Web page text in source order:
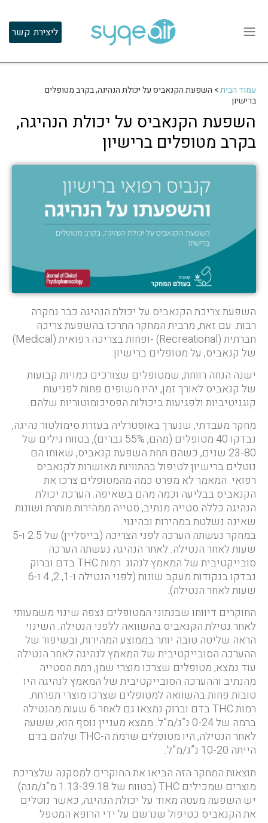
ליצירת קשר
עמוד הבית> השפעת הקנאביס על יכולת הנהיגה, בקרב מטופלים
ברישיון
השפעת הקנאביס על יכולת הנהיגה,
בקרב מטופלים ברישיון
השפעת צריכת הקנאביס על יכולת הנהיגה כבר נחקרה
רבות. עם זאת, מרבית המחקר התרכז בהשפעת צריכה
חברתית (Recreational) -ופחות בצריכה רפואית (Medical)
של קנאביס, על מטופלים ברישיון.
ישנה הנחה רווחת, שמטופלים שצורכים כמויות קבועות
של קנאביס לאורך זמן, יהיו חשופים פחות לפגיעות
קוגניטיביות ולפגיעות ביכולות הפסיכומוטוריות שלהם.
מחקר מעבדתי, שנערך באוסטרליה בעזרת סימולטור נהיגה,
נבדקו 40 מטופלים (מהם, 55% גברים), בטווח גילים של
23-80 שנים, כשהם תחת השפעת קנאביס, שאותו הם
נוטלים ברישיון לטיפול בהתוויות מאושרות לקנאביס
רפואי. המאמר לא מפרט כמה מהמטופלים צרכו את
הקנאביס בבליעה וכמה מהם בשאיפה. הערכת יכולת
הנהיגה כללה סטייה מנתיב, סטייה ממהירות מותרת ושונות
שאינה נשלטת במהירות ובהיגוי.
במחקר נעשתה הערכה לפני הצריכה (בייסליין) של 2.5 ו-5
שעות לאחר הנטילה. לאחר הנהיגה נעשתה הערכה
סובייקטיבית של המאמץ לנהוג. רמות THC בדם וברוק
נבדקו בנקודות מעקב שונות (לפני הנטילה ו-1, 2, 4 ו-6
שעות לאחר הנטילה).
החוקרים דיווחו שבנתוני המטופלים נצפה שינוי משמעותי
לאחר נטילת הקנאביס בהשוואה ללפני הנטילה. השינוי
הראה שליטה טובה יותר בממוצע המהירות, ובשיפור של
ההערכה הסובייקטיבית של המאמץ לנהיגה לאחר הנטילה.
עוד נמצא; מטופלים שצרכו מוצרי שמן, רמת הסטייה
מהנתיב וההערכה הסובייקטיבית של המאמץ לנהיגה היו
טובות פחות בהשוואה למטופלים שצרכו מוצרי תפרחת.
רמות THC בדם וברוק נמצאו גם לאחר 6 שעות מהנטילה
ברמה של 0-24 נ”ג/מ”ל. ממצא מעניין נוסף הוא, ששעה
לאחר הנטילה, היו מטופלים שרמת ה-THC שלהם בדם
הייתה 10-20 נ”ג/מ”ל.
תוצאות המחקר הזה הביאו את החוקרים למסקנה שלצריכת
מוצרים שמכילים THC (בטווח של 1.13-39.18 מ”ג/מנה)
יש השפעה מעטה מאוד על יכולת הנהיגה, כאשר נוטלים
את הקנאביס כטיפול שנרשם על ידי הרופא המטפל.